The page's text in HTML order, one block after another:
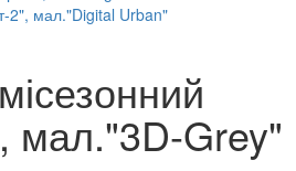
2", мал."Digital Urban"
мал."3D-Grey"